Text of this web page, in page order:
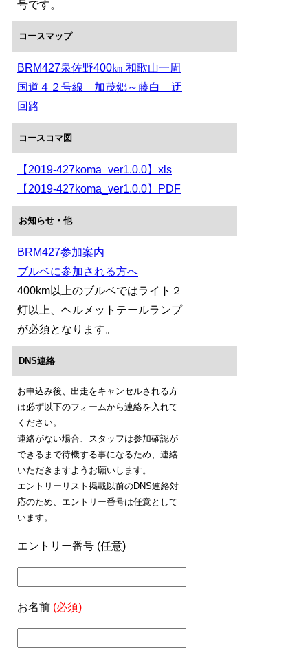
号です。
コースマップ
BRM427泉佐野400㎞ 和歌山一周
国道４２号線 加茂郷～藤白 迂
回路
コースコマ図
【2019-427koma_ver1.0.0】xls
【2019-427koma_ver1.0.0】PDF
お知らせ・他
BRM427参加案内
ブルベに参加される方へ
400km以上のブルベではライト２
灯以上、ヘルメットテールランプ
が必須となります。
DNS連絡
お申込み後、出走をキャンセルされる方
は必ず以下のフォームから連絡を入れて
ください。
連絡がない場合、スタッフは参加確認が
できるまで待機する事になるため、連絡
いただきますようお願いします。
エントリーリスト掲載以前のDNS連絡対
応のため、エントリー番号は任意として
います。
エントリー番号 (任意)
お名前 (必須)